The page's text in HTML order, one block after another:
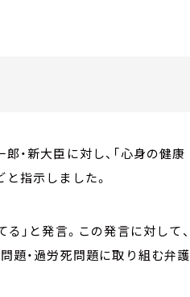
・新大臣に対し、「心身の健康
指示しました。
」と発言。この発言に対して、
題・過労死問題に取り組む弁護